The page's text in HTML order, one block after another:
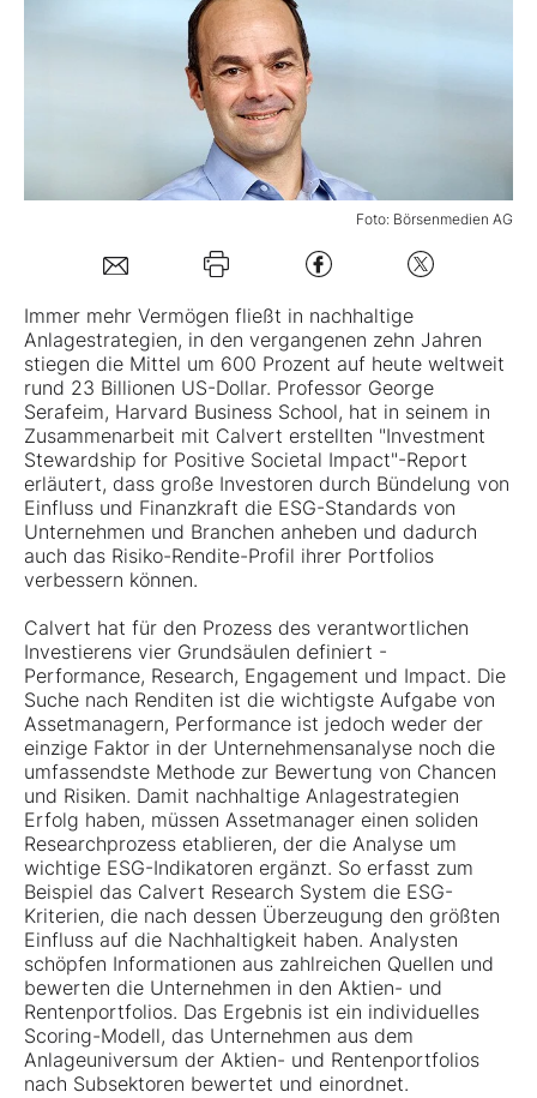
Mein Konto
Folgen Sie uns
Kontakt
Foto: Börsenmedien AG
Immer mehr Vermögen fließt in nachhaltige
Anlagestrategien, in den vergangenen zehn Jahren
stiegen die Mittel um 600 Prozent auf heute weltweit
rund 23 Billionen US-Dollar. Professor George
Serafeim, Harvard Business School, hat in seinem in
Zusammenarbeit mit Calvert erstellten "Investment
Stewardship for Positive Societal Impact"-Report
erläutert, dass große Investoren durch Bündelung von
Einfluss und Finanzkraft die ESG-Standards von
Unternehmen und Branchen anheben und dadurch
auch das Risiko-Rendite-Profil ihrer Portfolios
verbessern können.
Calvert hat für den Prozess des verantwortlichen
Investierens vier Grundsäulen definiert -
Performance, Research, Engagement und Impact. Die
Suche nach Renditen ist die wichtigste Aufgabe von
Assetmanagern, Performance ist jedoch weder der
einzige Faktor in der Unternehmensanalyse noch die
umfassendste Methode zur Bewertung von Chancen
und Risiken. Damit nachhaltige Anlagestrategien
Erfolg haben, müssen Assetmanager einen soliden
Researchprozess etablieren, der die Analyse um
wichtige ESG-Indikatoren ergänzt. So erfasst zum
Beispiel das Calvert Research System die ESG-
Kriterien, die nach dessen Überzeugung den größten
Einfluss auf die Nachhaltigkeit haben. Analysten
schöpfen Informationen aus zahlreichen Quellen und
bewerten die Unternehmen in den Aktien- und
Rentenportfolios. Das Ergebnis ist ein individuelles
Scoring-Modell, das Unternehmen aus dem
Anlageuniversum der Aktien- und Rentenportfolios
nach Subsektoren bewertet und einordnet.